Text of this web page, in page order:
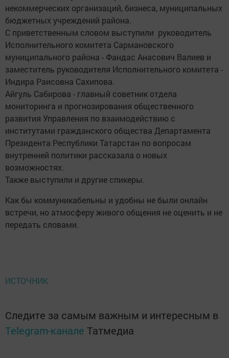
некоммерческих организаций, бизнеса, муниципальных
бюджетных учреждений района.
С приветственным словом выступили руководитель
Исполнительного комитета Сармановского
муниципального района - Фандас Анасович Валиев и
заместитель руководителя Исполнительного комитета -
Индира Раисовна Сахипова.
Айгуль Сабирова - главный советник отдела
мониторинга и прогнозирования общественного
развития Управления по взаимодействию с
институтами гражданского общества Департамента
Президента Республики Татарстан по вопросам
внутренней политики рассказала о новых
возможностях.
Также выступили и другие спикеры.
Как бы коммуникабельны и удобны не были онлайн
встречи, но атмосферу живого общения не оценить и не
передать словами.
ИСТОЧНИК
Следите за самым важным и интересным в
Telegram-канале Татмедиа